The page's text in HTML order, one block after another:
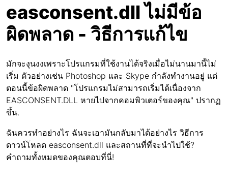
easconsent.dll ไม่มีข้อ
ผิดพลาด - วิธีการแก้ไข
มักจะงุนงงเพราะโปรแกรมที่ใช้งานได้จริงเมื่อไม่นานมานี้ไม่
เริ่ม ตัวอย่างเช่น Photoshop และ Skype กำลังทำงานอยู่ แต่
ตอนนี้ข้อผิดพลาด "โปรแกรมไม่สามารถเริ่มได้เนื่องจาก
EASCONSENT.DLL หายไปจากคอมพิวเตอร์ของคุณ" ปรากฏ
ขึ้น.
ฉันควรทำอย่างไร ฉันจะเอามันกลับมาได้อย่างไร วิธีการ
ดาวน์โหลด easconsent.dll และสถานที่ที่จะนำไปใช้?
คำถามทั้งหมดของคุณตอบที่นี่!